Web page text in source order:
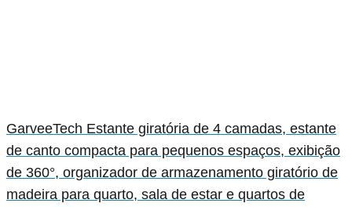
GarveeTech Estante giratória de 4 camadas, estante
de canto compacta para pequenos espaços, exibição
de 360°, organizador de armazenamento giratório de
madeira para quarto, sala de estar e quartos de